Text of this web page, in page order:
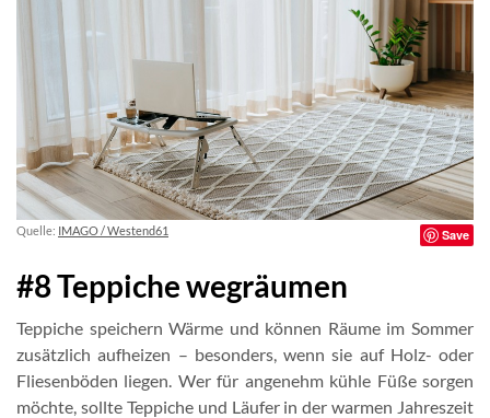
Quelle: IMAGO / Westend61 Save
#8 Teppiche wegräumen
Teppiche speichern Wärme und können Räume im Sommer
zusätzlich aufheizen – besonders, wenn sie auf Holz- oder
Fliesenböden liegen. Wer für angenehm kühle Füße sorgen
möchte, sollte Teppiche und Läufer in der warmen Jahreszeit